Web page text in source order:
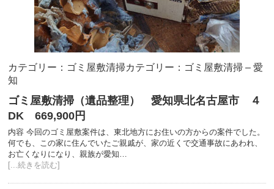
カテゴリー：ゴミ屋敷清掃カテゴリー：ゴミ屋敷清掃 – 愛
知
ゴミ屋敷清掃（遺品整理） 愛知県北名古屋市 ４
DK 669,900円
内容 今回のゴミ屋敷案件は、東北地方にお住いの方からの案件でした。
何でも、この家に住んでいたご親戚が、家の近くで交通事故にあわれ、
お亡くなりになり、親族が愛知…
[...続きを読む]